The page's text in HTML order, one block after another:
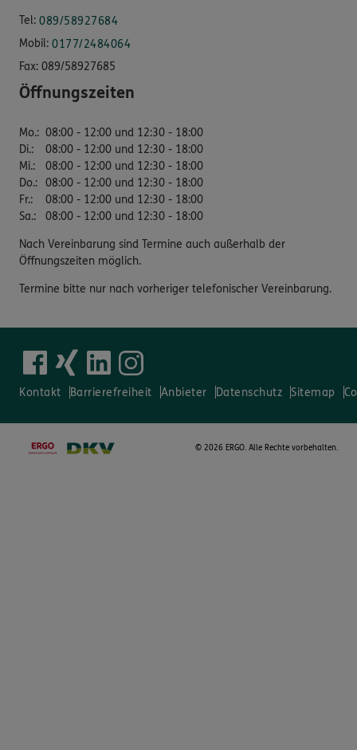
Tel: 089/58927684
Mobil: 0177/2484064
Fax: 089/58927685
Öffnungszeiten
Mo.: 08:00 - 12:00 und 12:30 - 18:00
Di.:
08:00 - 12:00 und 12:30 - 18:00
Mi.:
08:00 - 12:00 und 12:30 - 18:00
Do.: 08:00 - 12:00 und 12:30 - 18:00
Fr.:
08:00 - 12:00 und 12:30 - 18:00
Sa.: 08:00 - 12:00 und 12:30 - 18:00
Nach Vereinbarung sind Termine auch außerhalb der
Öffnungszeiten möglich.
Termine bitte nur nach vorheriger telefonischer Vereinbarung.
Kontakt Barrierefreiheit Anbieter Datenschutz Sitemap
© 2026 ERGO. Alle Rechte vorbehalten.